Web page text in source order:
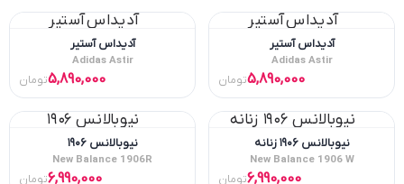
آدیداس آستیر
Adidas Astir
5,890,000تومان
آدیداس آستیر
Adidas Astir
5,890,000تومان
نیوبالانس ۱۹۰۶ زنانه
New Balance 1906 W
6,990,000تومان
نیوبالانس ۱۹۰۶
New Balance 1906R
6,990,000تومان